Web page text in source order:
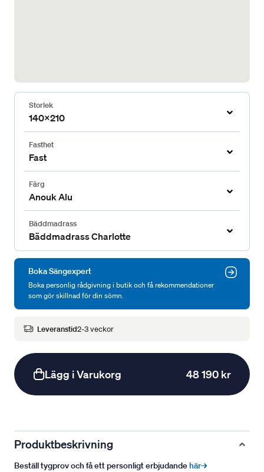
Storlek
140x210
Fasthet
Fast
Färg
Anouk Alu
Bäddmadrass
Bäddmadrass Charlotte
Boka Sängexpert
Boka personlig rådgivning i butik och få rekommendationer
som gör skillnad för din sömn.
Leveranstid2-3 veckor
Lägg i Varukorg 48 190 kr
Produktbeskrivning
Beställ tygprov och få ett personligt erbjudandehär→